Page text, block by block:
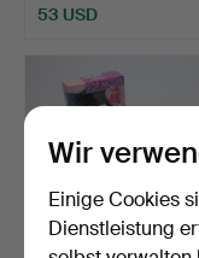
53 USD
Wir
Einige Cookies
Dienstleistung